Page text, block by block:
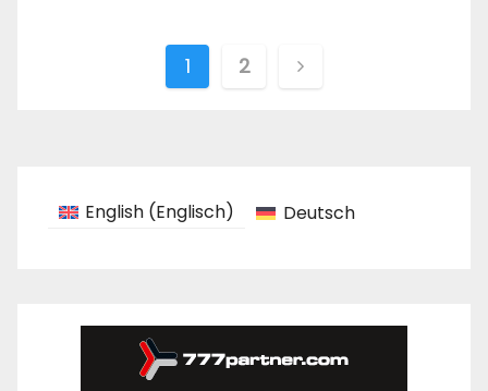
1 2
English (Englisch) Deutsch